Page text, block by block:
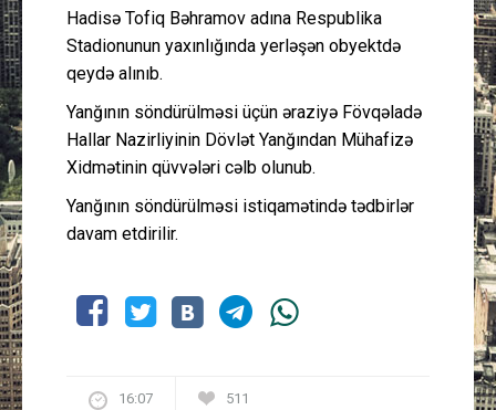
Cəmiyyət
Peşə etikası
Əlaqə
Hadisə Tofiq Bəhramov adına Respublika
Stadionunun yaxınlığında yerləşən obyektdə
qeydə alınıb.
Yanğının söndürülməsi üçün əraziyə Fövqəladə
Hallar Nazirliyinin Dövlət Yanğından Mühafizə
Xidmətinin qüvvələri cəlb olunub.
Yanğının söndürülməsi istiqamətində tədbirlər
davam etdirilir.
16:07 511